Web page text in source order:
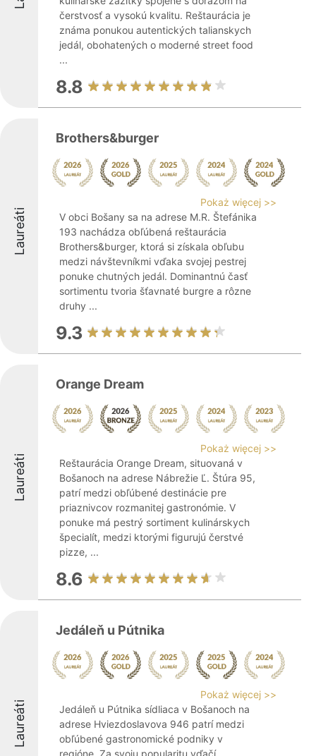
čerstvosť a vysokú kvalitu. Reštaurácia je
známa ponukou autentických talianskych
jedál, obohatených o moderné street food
...
8.8
Laureáti
Brothers&burger
Pokaż więcej >>
V obci Bošany sa na adrese M.R. Štefánika
193 nachádza obľúbená reštaurácia
Brothers&burger, ktorá si získala obľubu
medzi návštevníkmi vďaka svojej pestrej
ponuke chutných jedál. Dominantnú časť
sortimentu tvoria šťavnaté burgre a rôzne
druhy ...
9.3
Laureáti
Orange Dream
Pokaż więcej >>
Reštaurácia Orange Dream, situovaná v
Bošanoch na adrese Nábrežie Ľ. Štúra 95,
patrí medzi obľúbené destinácie pre
priaznivcov rozmanitej gastronómie. V
ponuke má pestrý sortiment kulinárskych
špecialít, medzi ktorými figurujú čerstvé
pizze, ...
8.6
Laureáti
Jedáleň u Pútnika
Pokaż więcej >>
Jedáleň u Pútnika sídliaca v Bošanoch na
adrese Hviezdoslavova 946 patrí medzi
obľúbené gastronomické podniky v
regióne. Za svoju popularitu vďačí